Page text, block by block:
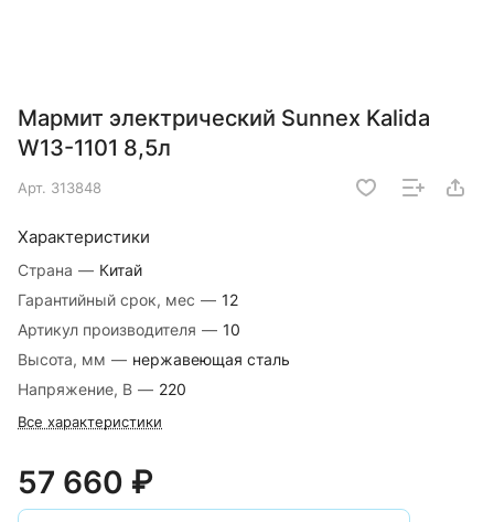
Мармит электрический Sunnex Kalida
W13-1101 8,5л
Арт. 313848
Характеристики
Страна — Китай
Гарантийный срок, мес — 12
Артикул производителя — 10
Высота, мм — нержавеющая сталь
Напряжение, В — 220
Все характеристики
57 660 ₽